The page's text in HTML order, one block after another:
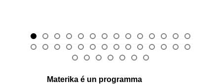
Materika é un programma